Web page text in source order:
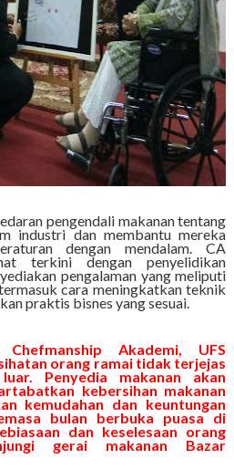
pengendali makanan tentang
industri dan membantu mereka
dengan mendalam. CA
terkini dengan penyelidikan
pengalaman yang meliputi
cara meningkatkan teknik
praktis bisnes yang sesuai.
Chefmanship Akademi, UFS
orang ramai tidak terjejas
Penyedia makanan akan
kebersihan makanan
kemudahan dan keuntungan
bulan berbuka puasa di
dan keselesaan orang
gerai makanan Bazar